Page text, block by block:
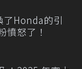
了Honda的引
憤怒了！